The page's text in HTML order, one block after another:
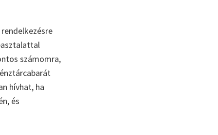
számomra,
hívhat, ha
és